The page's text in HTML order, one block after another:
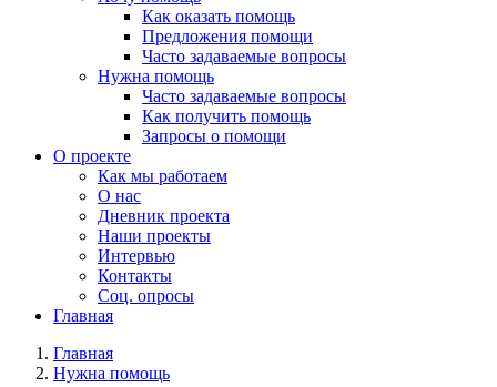
Как оказать помощь
Предложения помощи
Часто задаваемые вопросы
Нужна помощь
Часто задаваемые вопросы
Как получить помощь
Запросы о помощи
О проекте
Как мы работаем
О нас
Дневник проекта
Наши проекты
Интервью
Контакты
Соц. опросы
Главная
Главная
Нужна помощь